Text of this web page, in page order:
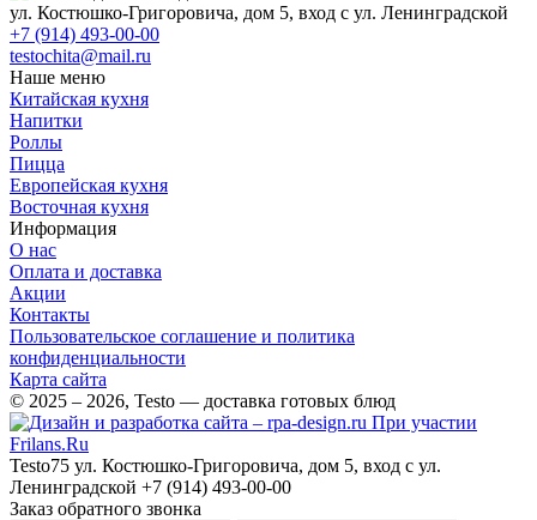
ул. Костюшко-Григоровича, дом 5, вход с ул. Ленинградской
+7 (914) 493-00-00
testochita@mail.ru
Наше меню
Китайская кухня
Напитки
Роллы
Пицца
Европейская кухня
Восточная кухня
Информация
О нас
Оплата и доставка
Акции
Контакты
Пользовательское соглашение и политика
конфиденциальности
Карта сайта
© 2025 – 2026, Testo — доставка готовых блюд
При участии
Frilans.Ru
Testo75 ул. Костюшко-Григоровича, дом 5, вход с ул.
Ленинградской +7 (914) 493-00-00
Заказ обратного звонка